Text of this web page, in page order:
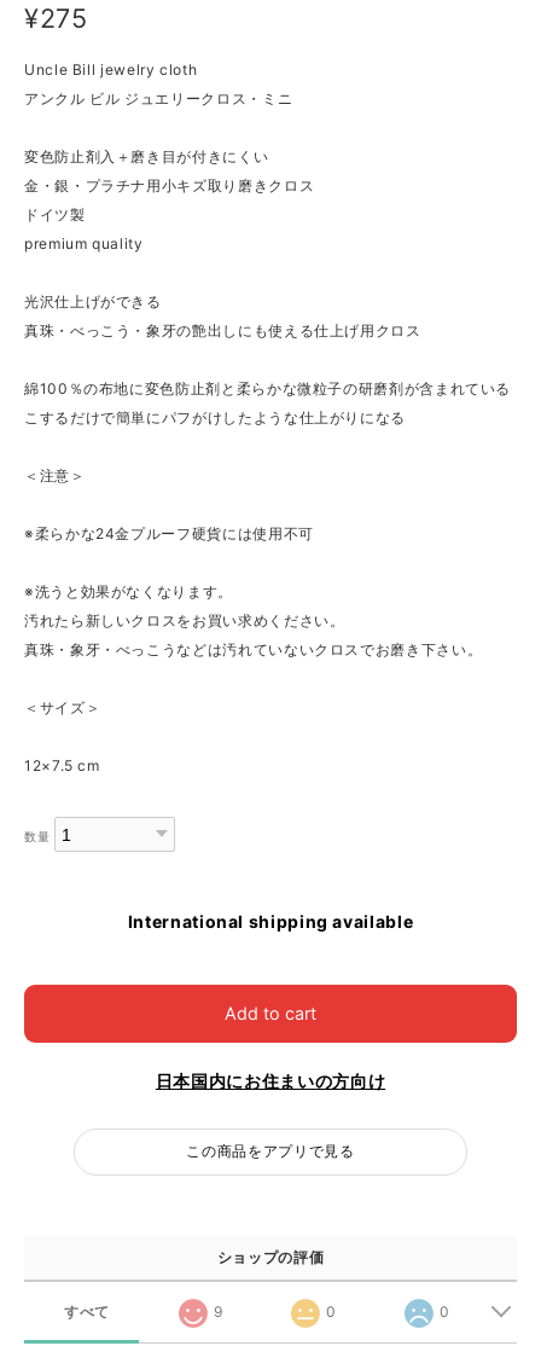
¥275
Uncle Bill jewelry cloth
アンクル ビル ジュエリークロス・ミニ
変色防止剤入＋磨き目が付きにくい
金・銀・プラチナ用小キズ取り磨きクロス
ドイツ製
premium quality
光沢仕上げができる
真珠・べっこう・象牙の艶出しにも使える仕上げ用クロス
綿100％の布地に変色防止剤と柔らかな微粒子の研磨剤が含まれている
こするだけで簡単にパフがけしたような仕上がりになる
＜注意＞
※柔らかな24金プルーフ硬貨には使用不可
※洗うと効果がなくなります。
汚れたら新しいクロスをお買い求めください。
真珠・象牙・べっこうなどは汚れていないクロスでお磨き下さい。
＜サイズ＞
12×7.5 cm
数量
International shipping available
Add to cart
日本国内にお住まいの方向け
この商品をアプリで見る
ショップの評価
すべて 9 0 0